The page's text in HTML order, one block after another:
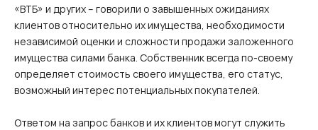
«ВТБ» и других – говорили о завышенных ожиданиях
клиентов относительно их имущества, необходимости
независимой оценки и сложности продажи заложенного
имущества силами банка. Собственник всегда по-своему
определяет стоимость своего имущества, его статус,
возможный интерес потенциальных покупателей.
Ответом на запрос банков и их клиентов могут служить